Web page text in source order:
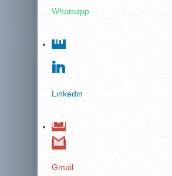
Whatsapp
Linkedin
Gmail